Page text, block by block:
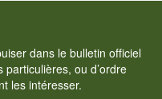
dans le bulletin officiel
particulières, ou d’ordre
les intéresser.